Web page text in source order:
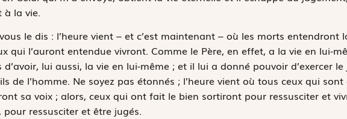
à la vie.
le dis : l’heure vient – et c’est maintenant – où les morts entendront
qui l’auront entendue vivront. Comme le Père, en effet, a la vie en lui-
lui aussi, la vie en lui-même ; et il lui a donné pouvoir d’exercer
de l’homme. Ne soyez pas étonnés ; l’heure vient où tous ceux qui sont
sa voix ; alors, ceux qui ont fait le bien sortiront pour ressusciter et
ressusciter et être jugés.